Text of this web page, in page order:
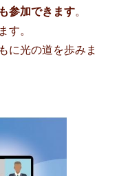
参加できます。
。
に光の道を歩みま